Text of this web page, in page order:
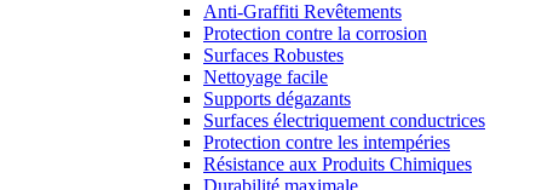
Anti-Graffiti Revêtements
Protection contre la corrosion
Surfaces Robustes
Nettoyage facile
Supports dégazants
Surfaces électriquement conductrices
Protection contre les intempéries
Résistance aux Produits Chimiques